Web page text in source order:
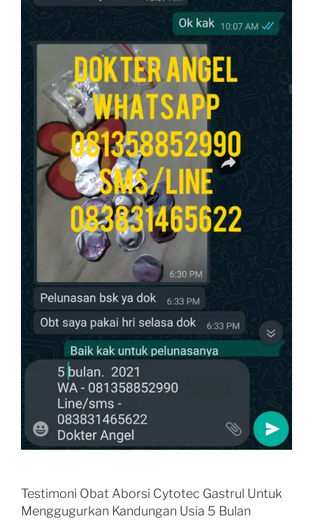
Testimoni Obat Aborsi Cytotec Gastrul Untuk
Menggugurkan Kandungan Usia 5 Bulan